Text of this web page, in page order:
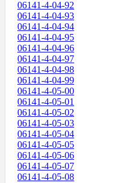
06141-4-04-92
06141-4-04-93
06141-4-04-94
06141-4-04-95
06141-4-04-96
06141-4-04-97
06141-4-04-98
06141-4-04-99
06141-4-05-00
06141-4-05-01
06141-4-05-02
06141-4-05-03
06141-4-05-04
06141-4-05-05
06141-4-05-06
06141-4-05-07
06141-4-05-08